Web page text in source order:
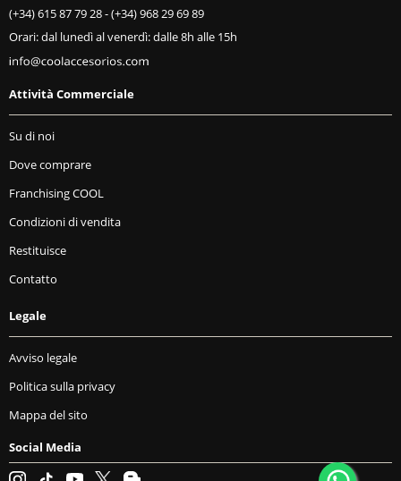
(+34) 615 87 79 28-(+34) 968 29 69 89
Orari: dal lunedì al venerdì: dalle 8h alle 15h
Attività Commerciale
Su di noi
Dove comprare
Franchising COOL
Condizioni di vendita
Restituisce
Contatto
Legale
Avviso legale
Politica sulla privacy
Mappa del sito
Social Media